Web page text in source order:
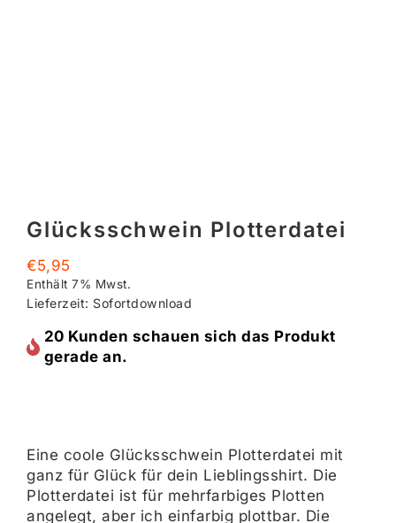
Glücksschwein Plotterdatei
€5,95
Enthält 7% Mwst.
Lieferzeit: Sofortdownload
20 Kunden schauen sich das Produkt
gerade an.
Eine coole Glücksschwein Plotterdatei mit
ganz für Glück für dein Lieblingsshirt. Die
Plotterdatei ist für mehrfarbiges Plotten
angelegt, aber ich einfarbig plottbar. Die